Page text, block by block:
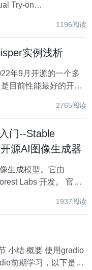
Try-on
1196阅读
实例浅析
目前性能最好的开源
据超过了500万小时，
2765阅读
门--Stable
源AI图像生成器
Labs 开发。 官网
或...
1937阅读